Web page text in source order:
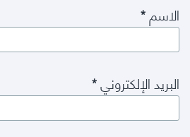
الاسم*
البريد الإلكتروني*